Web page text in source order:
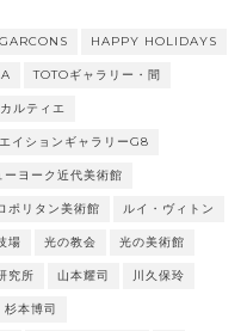
HAPPY HOLIDAYS
TOTOギャラリー・間
カルティエ
イションギャラリーG8
ーヨーク近代美術館
ポリタン美術館 ルイ・ヴィトン
場 光の教会 光の美術館
究所 山本耀司 川久保玲
杉本博司